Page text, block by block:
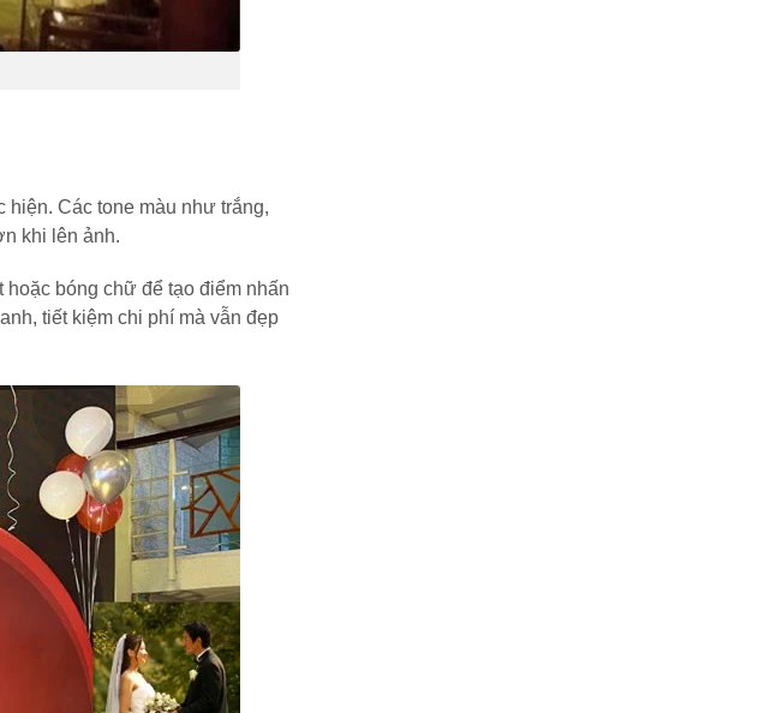
hiện. Các tone màu như trắng,
khi lên ảnh.
bóng chữ để tạo điểm nhấn
tiết kiệm chi phí mà vẫn đẹp